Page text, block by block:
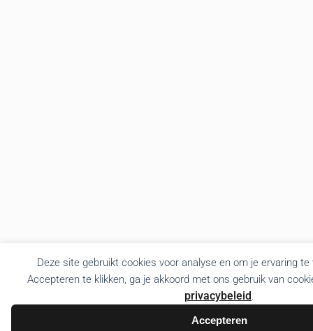
Deze site gebruikt cookies voor analyse en om je ervaring
Accepteren te klikken, ga je akkoord met ons gebruik van
privacybeleid.
Accepteren